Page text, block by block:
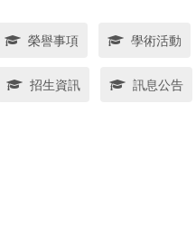
榮譽事項 學術活動
招生資訊 訊息公告